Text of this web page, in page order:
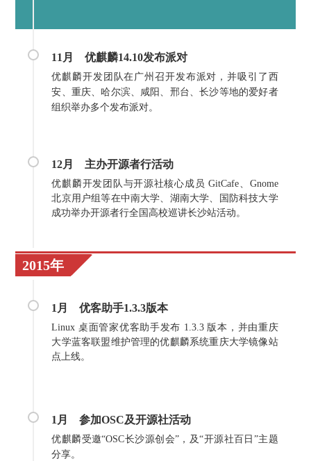
11月 优麒麟14.10发布派对
优麒麟开发团队在广州召开发布派对，并吸引了西
安、重庆、哈尔滨、咸阳、邢台、长沙等地的爱好者
组织举办多个发布派对。
12月 主办开源者行活动
优麒麟开发团队与开源社核心成员 GitCafe、Gnome
北京用户组等在中南大学、湖南大学、国防科技大学
成功举办开源者行全国高校巡讲长沙站活动。
2015年
1月 优客助手1.3.3版本
Linux 桌面管家优客助手发布 1.3.3 版本，并由重庆
大学蓝客联盟维护管理的优麒麟系统重庆大学镜像站
点上线。
1月 参加OSC及开源社活动
优麒麟受邀“OSC长沙源创会”，及“开源社百日”主题
分享。